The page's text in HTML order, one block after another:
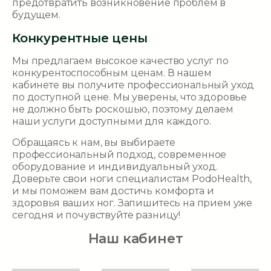
предотвратить возникновение проблем в
будущем.
Конкурентные цены
Мы предлагаем высокое качество услуг по
конкурентоспособным ценам. В нашем
кабинете вы получите профессиональный уход
по доступной цене. Мы уверены, что здоровье
не должно быть роскошью, поэтому делаем
наши услуги доступными для каждого.
Обращаясь к нам, вы выбираете
профессиональный подход, современное
оборудование и индивидуальный уход.
Доверьте свои ноги специалистам PodoHealth,
и мы поможем вам достичь комфорта и
здоровья ваших ног. Запишитесь на прием уже
сегодня и почувствуйте разницу!
Наш кабинет